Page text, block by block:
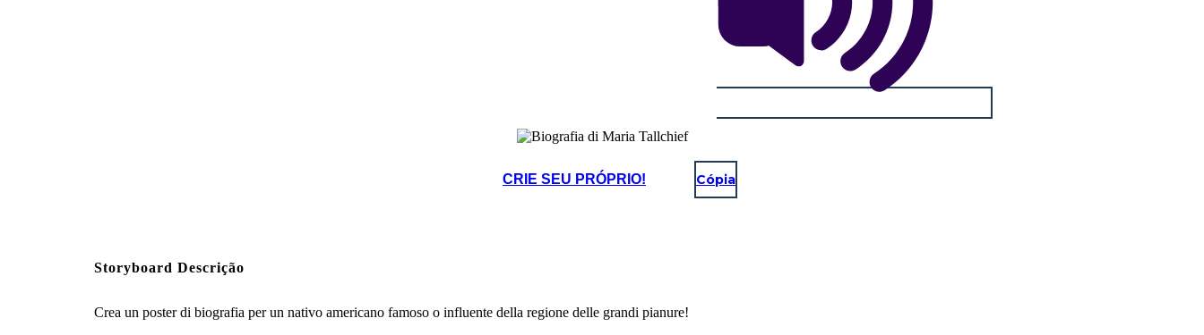
CRIE SEU PRÓPRIO! Cópia
Storyboard Descrição
Crea un poster di biografia per un nativo americano famoso o influente della regione delle grandi pianure!